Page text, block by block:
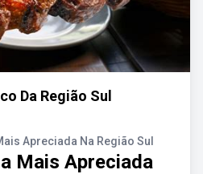
Da Região Sul
Apreciada Na Região Sul
Mais Apreciada